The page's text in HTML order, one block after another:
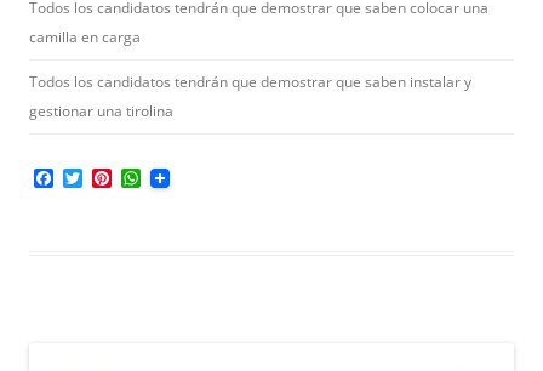
Todos los candidatos tendrán que demostrar que saben colocar una
camilla en carga
Todos los candidatos tendrán que demostrar que saben instalar y
gestionar una tirolina
T P W